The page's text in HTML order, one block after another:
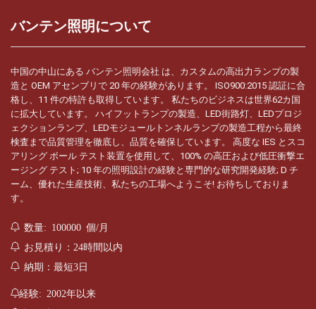
バンテン照明について
中国の中山にある バンテン照明会社 は、カスタムの高出力ランプの製
造と OEM アセンブリで 20 年の経験があります。 ISO900:2015 認証に合
格し、11 件の特許も取得しています。 私たちのビジネスは世界62カ国
に拡大しています。 ハイフットランプの製造、LED街路灯、LEDプロジ
ェクションランプ、LEDモジュールトンネルランプの製造工程から最終
検査まで品質管理を徹底し、品質を確保しています。 高度な IES とスコ
アリング ボール テスト装置を使用して、100% の高圧および低圧衝撃エ
ージング テスト; 10 年の照明設計の経験と専門的な研究開発経験; D チ
ーム、優れた生産技術、私たちの工場へようこそ! お待ちしておりま
す。
数量: 100000 個/月
お見積り：24時間以内
納期：最短3日
経験: 2002年以来